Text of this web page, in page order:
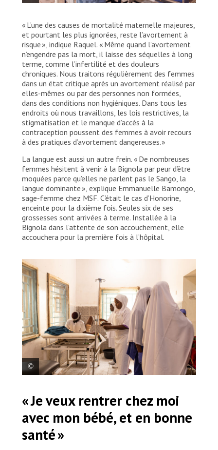
MSF, s’occupe d’un nouveau-né au service de soins
intensifs néonatals de l’hôpital général de Shinkafi.
Nigéria, 2025. © Nnoli Amarachi
« L’une des causes de mortalité maternelle majeures,
et pourtant les plus ignorées, reste l’avortement à
risque », indique Raquel. « Même quand l’avortement
n’engendre pas la mort, il laisse des séquelles à long
terme, comme l’infertilité et des douleurs
chroniques. Nous traitons régulièrement des femmes
dans un état critique après un avortement réalisé par
elles-mêmes ou par des personnes non formées,
dans des conditions non hygiéniques. Dans tous les
endroits où nous travaillons, les lois restrictives, la
stigmatisation et le manque d’accès à la
contraception poussent des femmes à avoir recours
à des pratiques d’avortement dangereuses. »
La langue est aussi un autre frein. « De nombreuses
femmes hésitent à venir à la Bignola par peur d’être
moquées parce qu’elles ne parlent pas le Sango, la
langue dominante », explique Emmanuelle Bamongo,
sage-femme chez MSF. C’était le cas d’Honorine,
enceinte pour la dixième fois. Seules six de ses
grossesses sont arrivées à terme. Installée à la
Bignola dans l’attente de son accouchement, elle
accouchera pour la première fois à l’hôpital.
sages-femmes du ministère de la Santé se préparent
pour un accouchement. Nigéria, 2025. © Nnoli
« Je veux rentrer chez moi
avec mon bébé, et en bonne
santé »